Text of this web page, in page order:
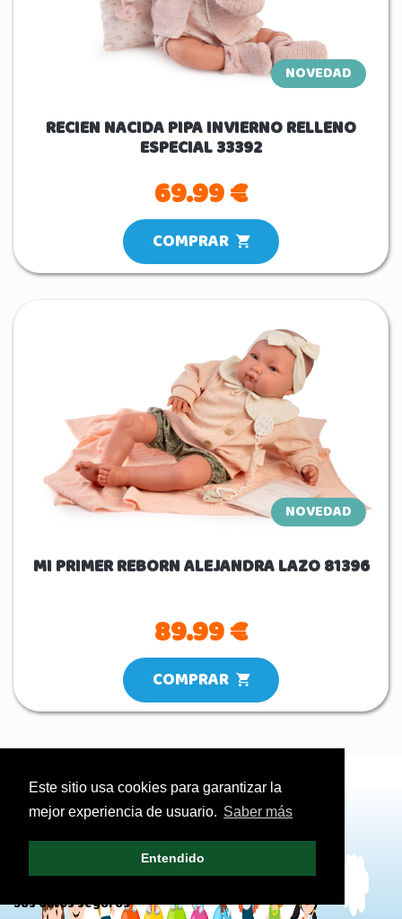
Este sitio usa cookies para garantizar la
mejor experiencia de usuario. Saber más
Entendido
NOVEDAD
RECIEN NACIDA PIPA INVIERNO RELLENO
ESPECIAL 33392
69.99 €
COMPRAR
NOVEDAD
MI PRIMER REBORN ALEJANDRA LAZO 81396
89.99 €
COMPRAR
Política de privacidad
Sus datos seguros
Instagram